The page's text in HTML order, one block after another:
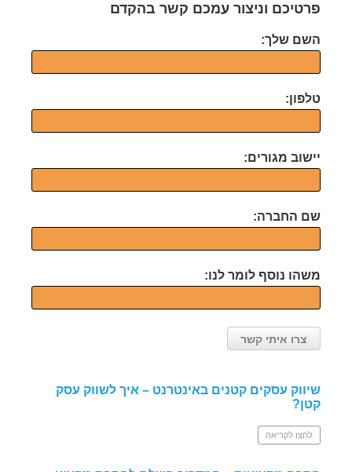
פרטיכם וניצור עמכם קשר בהקדם
השם שלך:
טלפון:
יישוב מגורים:
שם החברה:
משהו נוסף לומר לנו:
שיווק עסקים קטנים באינטרנט – איך לשווק עסק
קטן?
לחצו לקריאה